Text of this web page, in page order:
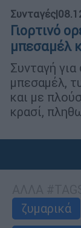
Συνταγές|
Γιορτινό
μπεσαμέλ
Συνταγή
μπεσαμέλ,
και με
κρασί,
ζυμαρικά